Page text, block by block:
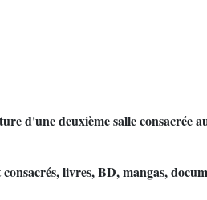
d'une deuxième salle consacrée
livres, BD, mangas,